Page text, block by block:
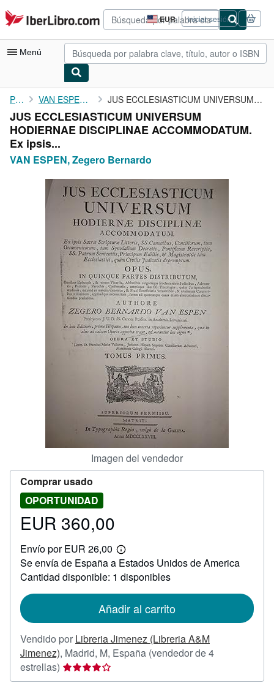
Pasar al contenido principal
IberLibro.com EUR
Preferencias
de
compra
del
Iniciar sesión
Menú
Mi cuenta
Consultar mis pedidos
Búsqueda avanzada
Colecciones
Libros antiguos
Arte y coleccionismo
Comenzar a vender
CERRAR
Portada VAN ESPEN, Zegero Bernardo JUS ECCLESIASTICUM UNIVERSUM HODIERNAE DISCIPLINAE ACCOMMODATUM....
JUS ECCLESIASTICUM UNIVERSUM
HODIERNAE DISCIPLINAE ACCOMMODATUM.
Ex ipsis...
VAN ESPEN, Zegero Bernardo
Imagen del vendedor
Comprar usado
OPORTUNIDAD
Precio
360,00
EUR 360,00
Envío por EUR 26,00
Más
información
sobre
las
envío
Se envía de España a Estados Unidos de America
Cantidad disponible: 1 disponibles
Añadir al carrito
Vendido por Libreria Jimenez (Libreria A&M
Jimenez), Madrid, M, España (vendedor de 4
estrellas) Calificación
del